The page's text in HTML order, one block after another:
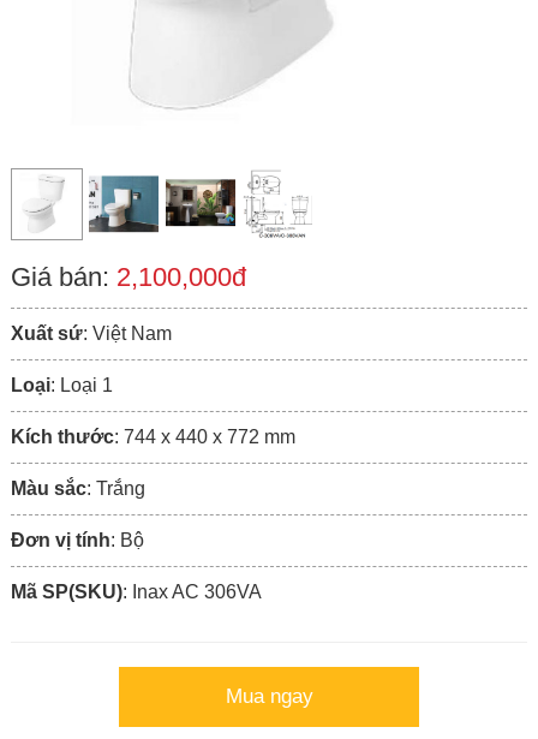
Giá bán: 2,100,000đ
Xuất sứ: Việt Nam
Loại: Loại 1
Kích thước: 744 x 440 x 772 mm
Màu sắc: Trắng
Đơn vị tính: Bộ
Mã SP(SKU): Inax AC 306VA
Mua ngay